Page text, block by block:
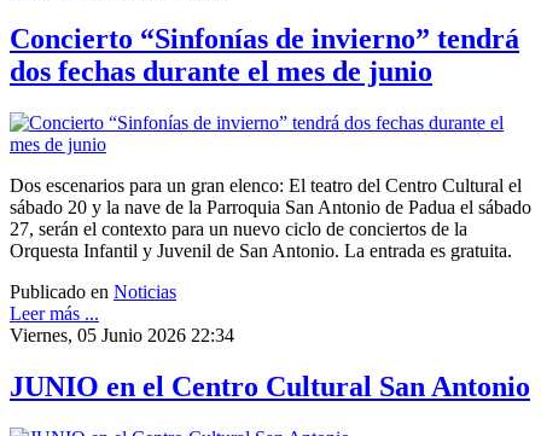
Concierto “Sinfonías de invierno” tendrá
dos fechas durante el mes de junio
Dos escenarios para un gran elenco: El teatro del Centro Cultural el
sábado 20 y la nave de la Parroquia San Antonio de Padua el sábado
27, serán el contexto para un nuevo ciclo de conciertos de la
Orquesta Infantil y Juvenil de San Antonio. La entrada es gratuita.
Publicado en Noticias
Leer más ...
Viernes, 05 Junio 2026 22:34
JUNIO en el Centro Cultural San Antonio